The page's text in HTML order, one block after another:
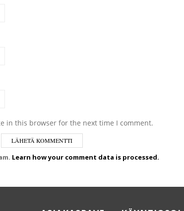
in this browser for the next time I comment.
Learn how your comment data is processed.